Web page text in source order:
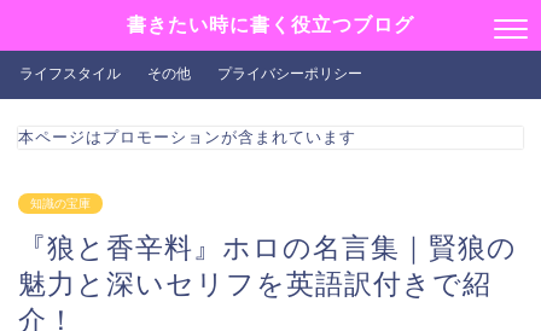
書きたい時に書く役立つブログ
ライフスタイル その他 プライバシーポリシー
本ページはプロモーションが含まれています
知識の宝庫
『狼と香辛料』ホロの名言集｜賢狼の
魅力と深いセリフを英語訳付きで紹
介！